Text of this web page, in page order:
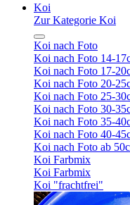
Koi
Zur Kategorie Koi
Koi nach Foto
Koi nach Foto 14-
Koi nach Foto 17-
Koi nach Foto 20-
Koi nach Foto 25-
Koi nach Foto 30-
Koi nach Foto 35-
Koi nach Foto 40-
Koi nach Foto ab
Koi Farbmix
Koi Farbmix
Koi "frachtfrei"